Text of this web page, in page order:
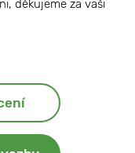
děkujeme za vaši